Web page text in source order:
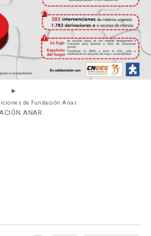
de Fundación Anar.
ANAR.